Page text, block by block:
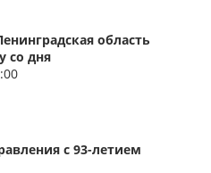
область
со дня
с 93-летием